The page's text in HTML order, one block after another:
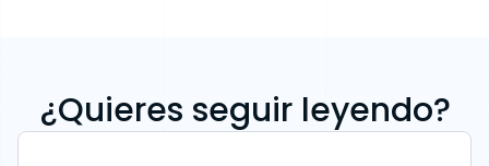
¿Quieres seguir leyendo?